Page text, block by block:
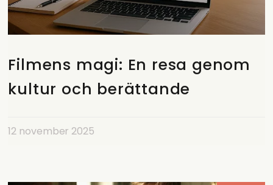
Filmens magi: En resa genom
kultur och berättande
12 november 2025